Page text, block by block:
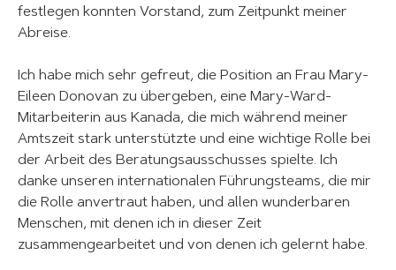
festlegen konnten Vorstand, zum Zeitpunkt meiner
Abreise.
Ich habe mich sehr gefreut, die Position an Frau Mary-
Eileen Donovan zu übergeben, eine Mary-Ward-
Mitarbeiterin aus Kanada, die mich während meiner
Amtszeit stark unterstützte und eine wichtige Rolle bei
der Arbeit des Beratungsausschusses spielte. Ich
danke unseren internationalen Führungsteams, die mir
die Rolle anvertraut haben, und allen wunderbaren
Menschen, mit denen ich in dieser Zeit
zusammengearbeitet und von denen ich gelernt habe.